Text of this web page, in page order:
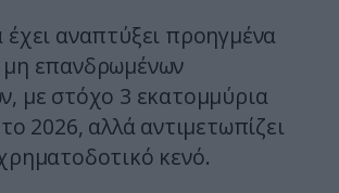
αναπτύξει προηγμένα
επανδρωμένων
με στόχο 3 εκατομμύρια
2026, αλλά αντιμετωπίζει
κενό.